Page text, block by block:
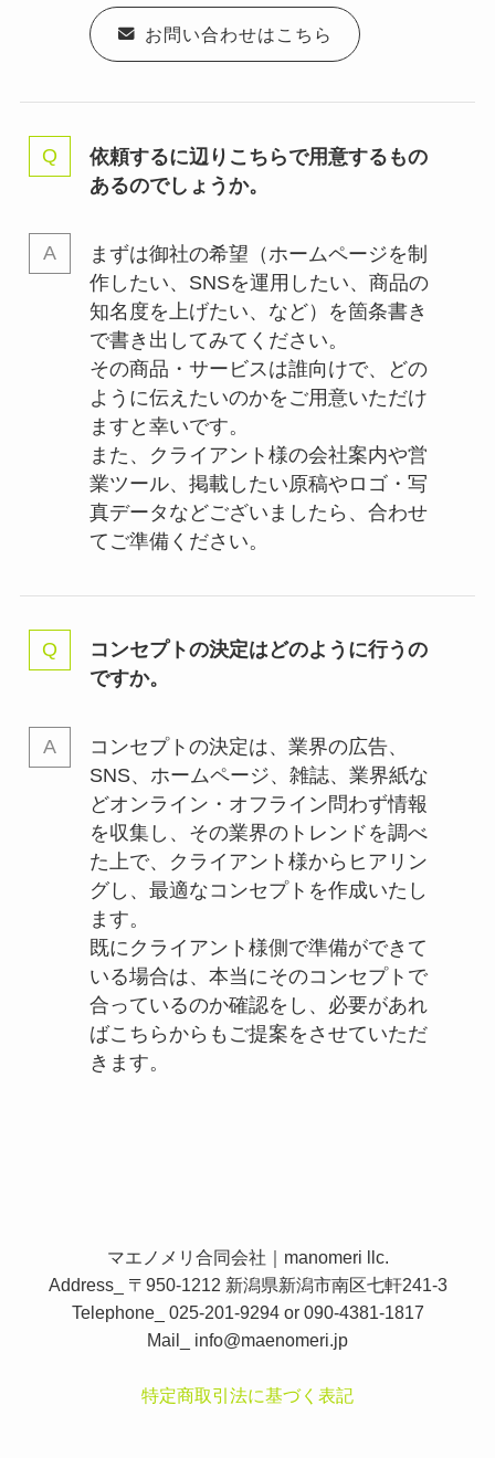
お問い合わせはこちら
依頼するに辺りこちらで用意するもの
あるのでしょうか。
まずは御社の希望（ホームページを制
作したい、SNSを運用したい、商品の
知名度を上げたい、など）を箇条書き
で書き出してみてください。
その商品・サービスは誰向けで、どの
ように伝えたいのかをご用意いただけ
ますと幸いです。
また、クライアント様の会社案内や営
業ツール、掲載したい原稿やロゴ・写
真データなどございましたら、合わせ
てご準備ください。
コンセプトの決定はどのように行うの
ですか。
コンセプトの決定は、業界の広告、
SNS、ホームページ、雑誌、業界紙な
どオンライン・オフライン問わず情報
を収集し、その業界のトレンドを調べ
た上で、クライアント様からヒアリン
グし、最適なコンセプトを作成いたし
ます。
既にクライアント様側で準備ができて
いる場合は、本当にそのコンセプトで
合っているのか確認をし、必要があれ
ばこちらからもご提案をさせていただ
きます。
マエノメリ合同会社｜manomeri llc.
Address_ 〒950-1212 新潟県新潟市南区七軒241-3
Telephone_ 025-201-9294 or 090-4381-1817
Mail_ info@maenomeri.jp
特定商取引法に基づく表記